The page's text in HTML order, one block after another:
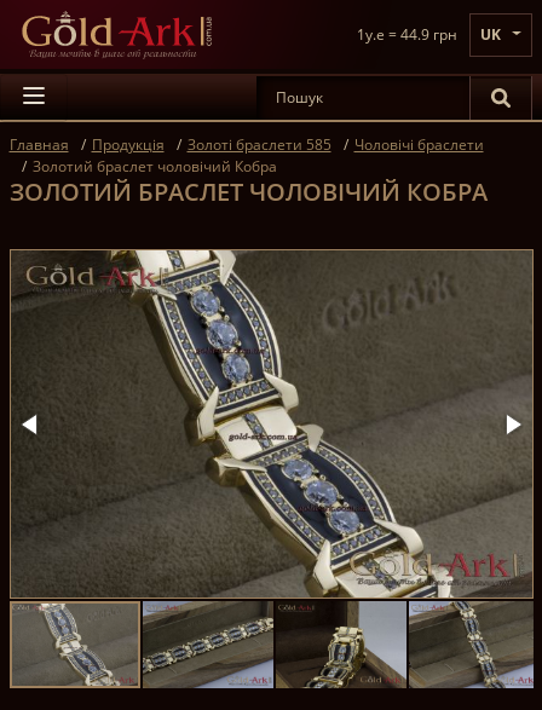
UK
1y.e = 44.9 грн
Главная Продукція Золоті браслети 585
Чоловічі браслети
Золотий браслет чоловічий Кобра
ЗОЛОТИЙ БРАСЛЕТ ЧОЛОВІЧИЙ КОБРА